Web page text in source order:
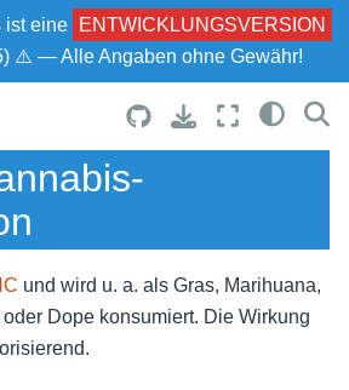
ist eine
ENTWICKLUNGSVERSION
⚠ — Alle Angaben ohne Gewähr!
und wird u. a. als Gras, Marihuana,
Dope konsumiert. Die Wirkung